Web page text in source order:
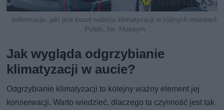
Informacje, jaki jest koszt nabicia klimatyzacji w różnych miastach
Polski, fot. Maksym
Jak wygląda odgrzybianie
klimatyzacji w aucie?
Odgrzybianie klimatyzacji to kolejny ważny element jej
konserwacji. Warto wiedzieć, dlaczego ta czynność jest tak